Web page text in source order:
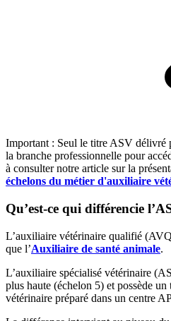
Important : Seul le titre ASV délivré
la branche professionnelle pour
à consulter notre article sur la
échelons du métier d'auxiliaire
Qu’est-ce qui différencie
L’auxiliaire vétérinaire qualifié
que l’Auxiliaire de santé animale.
L’auxiliaire spécialisé vétérinaire
plus haute (échelon 5) et possède
vétérinaire préparé dans un centre